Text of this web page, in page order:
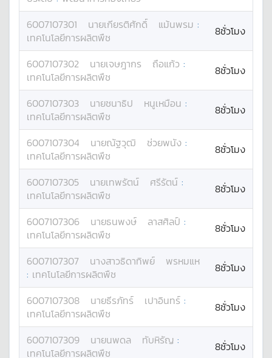
6007107301 นายเกียรติศักดิ์ แม้นพรม :
เทคโนโลยีการผลิตพืช
8ชั่วโมง
6007107302 นายเจษฎากร ถือแก้ว :
เทคโนโลยีการผลิตพืช
8ชั่วโมง
6007107303 นายชนาธิป หนูเหมือน :
เทคโนโลยีการผลิตพืช
8ชั่วโมง
6007107304 นายณัฐวุฒิ ช่วยพนัง :
เทคโนโลยีการผลิตพืช
8ชั่วโมง
6007107305 นายเทพรัตน์ ศรีรัตน์ :
เทคโนโลยีการผลิตพืช
8ชั่วโมง
6007107306 นายธนพงษ์ ลาสศิลป์ :
เทคโนโลยีการผลิตพืช
8ชั่วโมง
6007107307 นางสาวธิดาทิพย์
พรหมแห
: เทคโนโลยีการผลิตพืช 8ชั่วโมง
6007107308 นายธีรภัทร์ เปาอินทร์ :
เทคโนโลยีการผลิตพืช
8ชั่วโมง
6007107309 นายนพดล ทับหิรัญ :
เทคโนโลยีการผลิตพืช
8ชั่วโมง